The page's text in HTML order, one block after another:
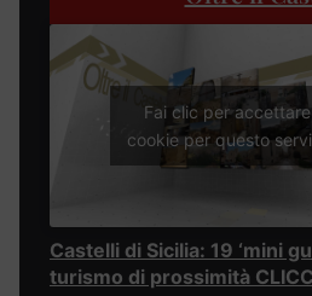
Fai clic per
cookie per questo
Castelli di Sicilia: 19 ‘mini
turismo di prossimità